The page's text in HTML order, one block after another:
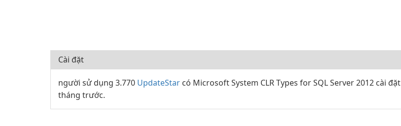
Cài đặt
người sử dụng 3.770 UpdateStar có Microsoft System CLR Types for SQL Server 2012 cài đặt
tháng trước.